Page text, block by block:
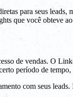
para seus leads,
que você obteve
de vendas. O
período de
com seus